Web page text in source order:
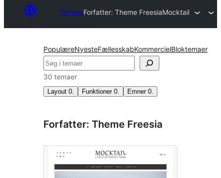
TemaerForfatter: Theme FreesiaMocktail
PopulæreNyesteFællesskabKommercielBloktemaer
Søg
30 temaer
Layout 0. Funktioner 0. Emner 0.
Forfatter: Theme Freesia